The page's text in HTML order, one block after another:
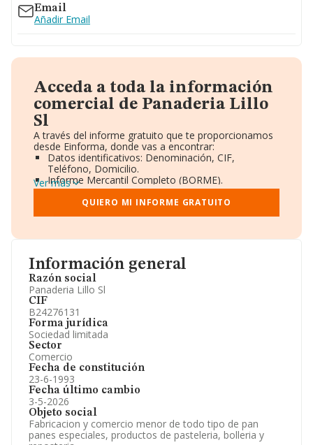
Información general
Razón social
Panaderia Lillo Sl
CIF
B24276131
Forma jurídica
Sociedad limitada
Sector
Comercio
Fecha de constitución
23-6-1993
Fecha último cambio
3-5-2026
Objeto social
Fabricacion y comercio menor de todo tipo de pan
panes especiales, productos de pasteleria, bolleria y
Email
Añadir Email
Acceda a toda la información
comercial de Panaderia Lillo
Sl
A través del informe gratuito que te proporcionamos
desde Einforma, donde vas a encontrar:
Datos identificativos: Denominación, CIF,
Teléfono, Domicilio.
Informe Mercantil Completo (BORME).
Gráficos de Evolución Ventas y Empleados.
Consejo de Administración y Administradores.
Directivos y Ejecutivos.
Información oficial y registral complementaria.
Ver más
QUIERO MI INFORME GRATUITO